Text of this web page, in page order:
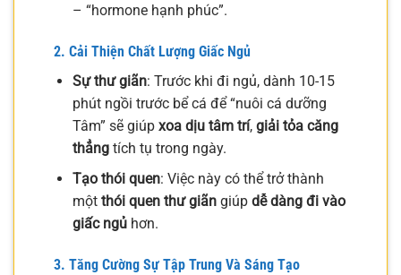
– “hormone hạnh phúc”.
2. Cải Thiện Chất Lượng Giấc Ngủ
Sự thư giãn: Trước khi đi ngủ, dành 10-15
phút ngồi trước bể cá để “nuôi cá dưỡng
Tâm” sẽ giúp xoa dịu tâm trí, giải tỏa căng
thẳngtích tụ trong ngày.
Tạo thói quen: Việc này có thể trở thành
một thói quen thư giãngiúp dễ dàng đi vào
giấc ngủhơn.
3. Tăng Cường Sự Tập Trung Và Sáng Tạo